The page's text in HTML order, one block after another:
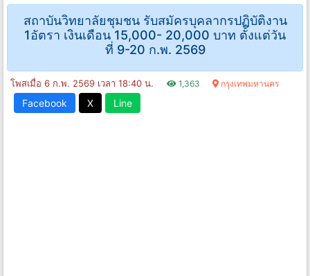
สถาบันวิทยาลัยชุมชน รับสมัครบุคลากรปฏิบัติงาน
1อัตรา เงินเดือน 15,000- 20,000 บาท ตั้งแต่วัน
ที่ 9-20 ก.พ. 2569
โพสเมื่อ 6 ก.พ. 2569 เวลา 18:40 น. 1,363 กรุงเทพมหานคร
Facebook X Line